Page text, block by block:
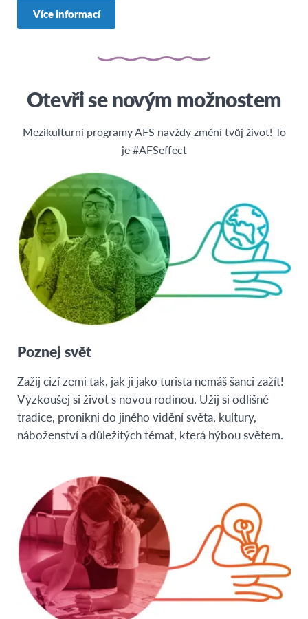
Ghana
Jihoafrická republika
Více informací
Otevři se novým možnostem
Mezikulturní programy AFS navždy změní tvůj život! To
je #AFSeffect
Poznej svět
Zažij cizí zemi tak, jak ji jako turista nemáš šanci zažít!
Vyzkoušej si život s novou rodinou. Užij si odlišné
tradice, pronikni do jiného vidění světa, kultury,
náboženství a důležitých témat, která hýbou světem.